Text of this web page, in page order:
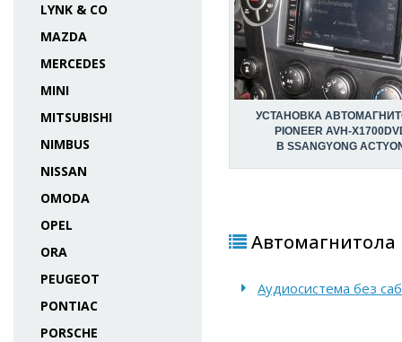
LYNK & CO
MAZDA
MERCEDES
MINI
MITSUBISHI
NIMBUS
NISSAN
OMODA
OPEL
ORA
PEUGEOT
PONTIAC
PORSCHE
УСТАНОВКА
PIONEER AVH-
В SSANGYONG
Автомагнитола
Аудиосистема без